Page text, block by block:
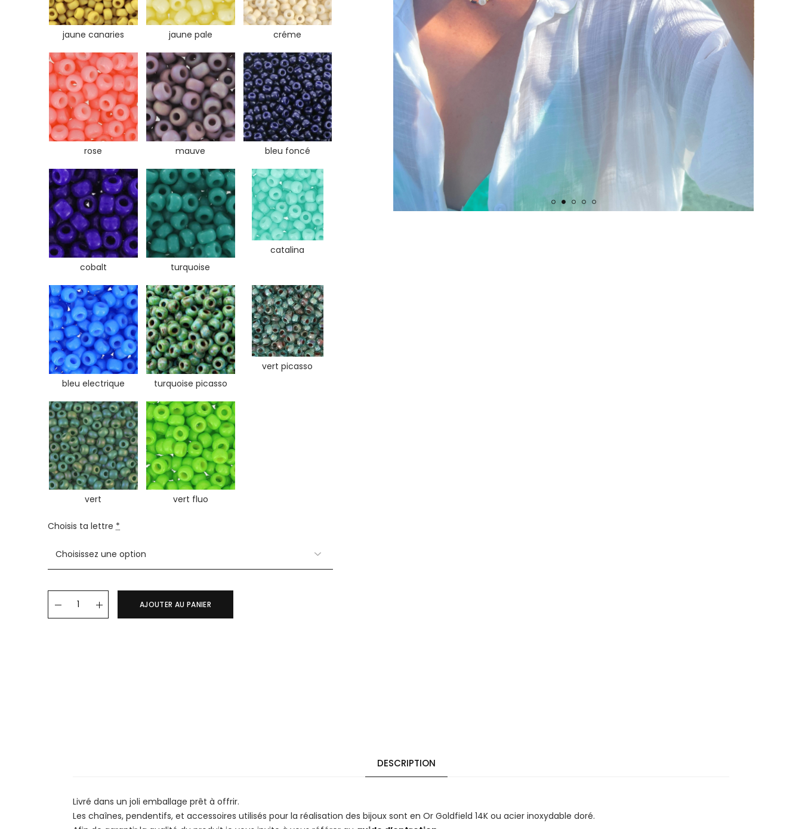
jaune canaries jaune pale créme
rose mauve bleu foncé
cobalt turquoise
catalina
bleu electrique turquoise picasso
vert picasso
vert vert fluo
Choisis ta lettre *
Bracelet CAMILA quantity
AJOUTER AU PANIER
DESCRIPTION
Livré dans un joli emballage prêt à offrir.
Les chaînes, pendentifs, et accessoires utilisés pour la réalisation des bijoux sont en Or Goldfield 14K ou acier inoxydable doré.